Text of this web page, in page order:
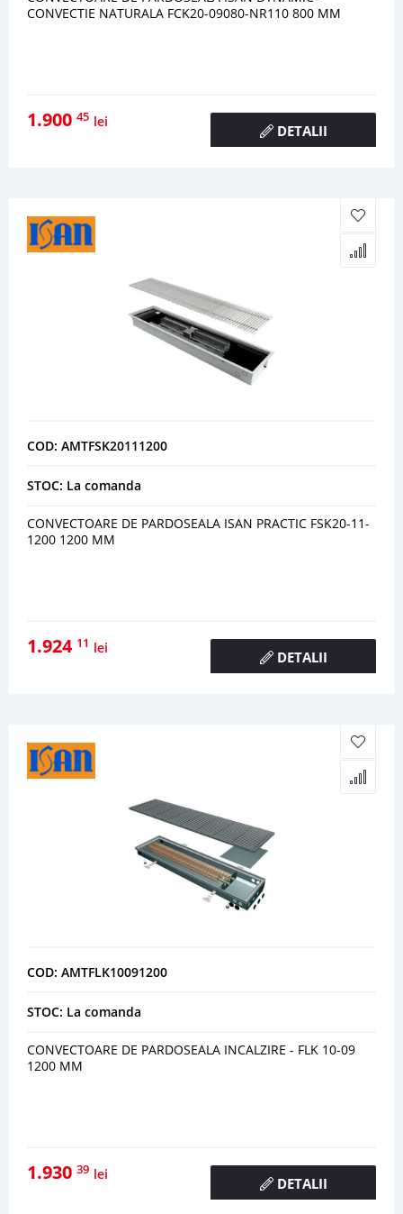
CONVECTIE NATURALA FCK20-09080-NR110 800 MM
1.900 45 lei
DETALII
COD: AMTFSK20111200
STOC: La comanda
CONVECTOARE DE PARDOSEALA ISAN PRACTIC FSK20-11-
1200 1200 MM
1.924 11 lei
DETALII
COD: AMTFLK10091200
STOC: La comanda
CONVECTOARE DE PARDOSEALA INCALZIRE - FLK 10-09
1200 MM
1.930 39 lei
DETALII